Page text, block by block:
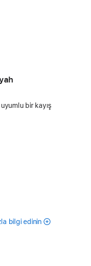
bir kayış
bilgi edinin